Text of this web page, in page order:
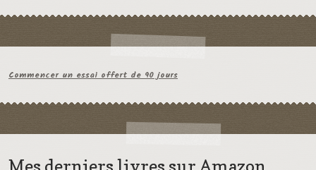
Commencer un essai offert de 90 jours